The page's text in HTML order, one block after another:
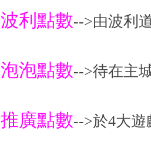
波利點數-->由波利
泡泡點數-->待在主
推廣點數-->於4大